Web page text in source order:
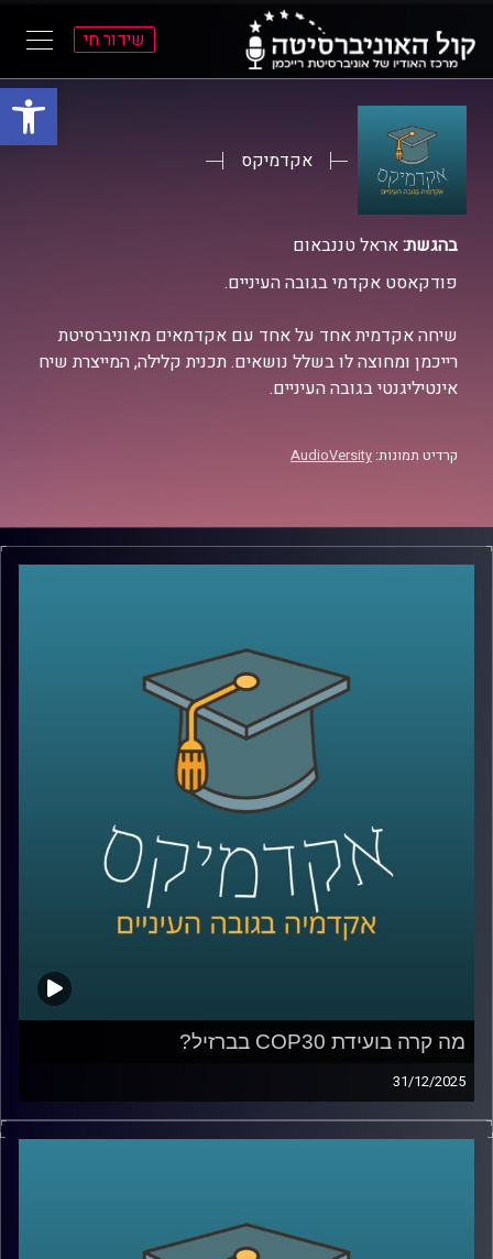
פתח
שידור חי
אקדמיקס
בהגשת:אראל טננבאום
פודקאסט אקדמי בגובה העיניים.
שיחה אקדמית אחד על אחד עם אקדמאים מאוניברסיטת
רייכמן ומחוצה לו בשלל נושאים. תכנית קלילה, המייצרת שיח
אינטיליגנטי בגובה העיניים.
קרדיט תמונות: AudioVersity
מה קרה בועידת COP30 בברזיל?
31/12/2025
ועידת האקלים COP30, שהתקיימה לאחרונה בברזיל, הסתיימה
עם הרבה כוונות טובות – אבל גם עם תחושת החמצה. למה